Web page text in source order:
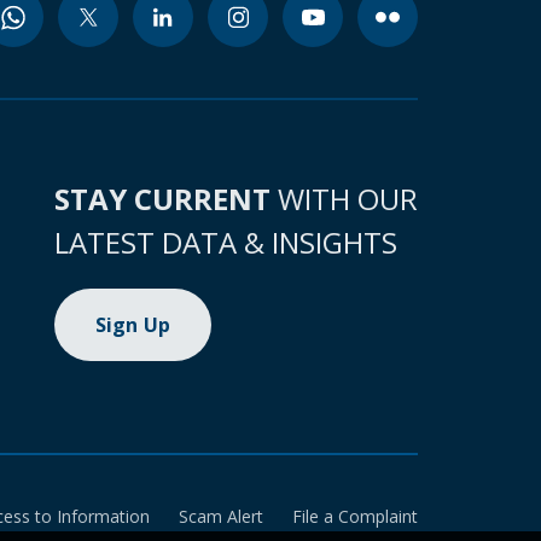
STAY CURRENT WITH OUR
LATEST DATA & INSIGHTS
Sign Up
to Information Scam Alert File a Complaint